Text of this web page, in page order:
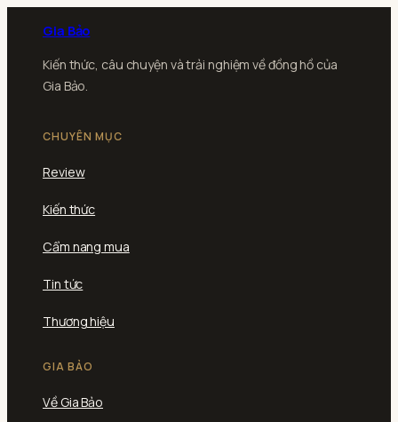
Gia Bảo
Kiến thức, câu chuyện và trải nghiệm về đồng hồ của
Gia Bảo.
CHUYÊN MỤC
Review
Kiến thức
Cẩm nang mua
Tin tức
Thương hiệu
GIA BẢO
Về Gia Bảo